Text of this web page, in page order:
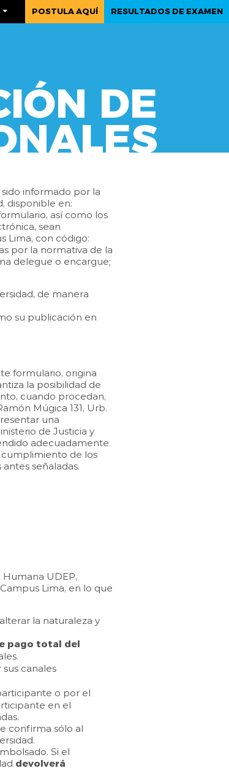
POSTULA AQUÍ RESULTADOS DE EXAMEN
DE
informado por la
disponible en:
así como los
sean
Lima, con código:
por la normativa de la
delegue o encargue;
de manera
su publicación en
formulario, origina
la posibilidad de
cuando procedan,
Múgica 131, Urb.
una
de Justicia y
adecuadamente
cumplimiento de los
señaladas.
UDEP,
Lima, en lo que
la naturaleza y
pago total del
canales
o por el
en el
confirma sólo al
Si el
devolverá